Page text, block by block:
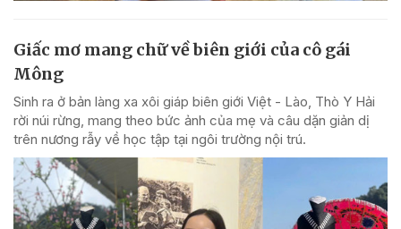
Giấc mơ mang chữ về biên giới của cô gái
Mông
Sinh ra ở bản làng xa xôi giáp biên giới Việt - Lào, Thò Y Hải
rời núi rừng, mang theo bức ảnh của mẹ và câu dặn giản dị
trên nương rẫy về học tập tại ngôi trường nội trú.